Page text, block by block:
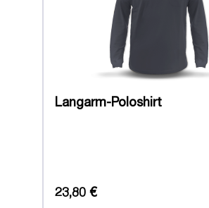
Langarm-Poloshirt
23,80 €